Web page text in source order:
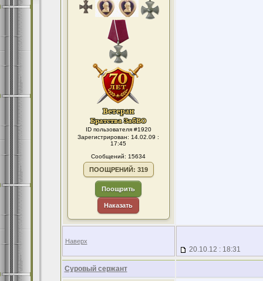
ID пользователя #1920
Зарегистрирован: 14.02.09 :
17:45
Сообщений: 15634
ПООЩРЕНИЙ: 319
Поощрить
Наказать
Наверх
20.10.12 : 18:31
Суровый сержант